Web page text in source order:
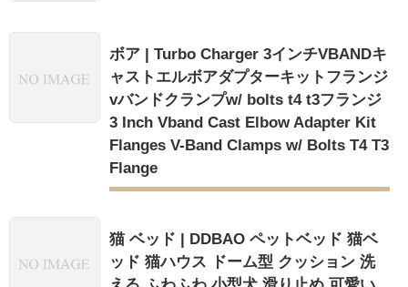
ボア | Turbo Charger 3インチVBANDキ
ャストエルボアダプターキットフランジ
vバンドクランプw/ bolts t4 t3フランジ
3 Inch Vband Cast Elbow Adapter Kit
Flanges V-Band Clamps w/ Bolts T4 T3
Flange
猫 ベッド | DDBAO ペットベッド 猫ベ
ッド 猫ハウス ドーム型 クッション 洗